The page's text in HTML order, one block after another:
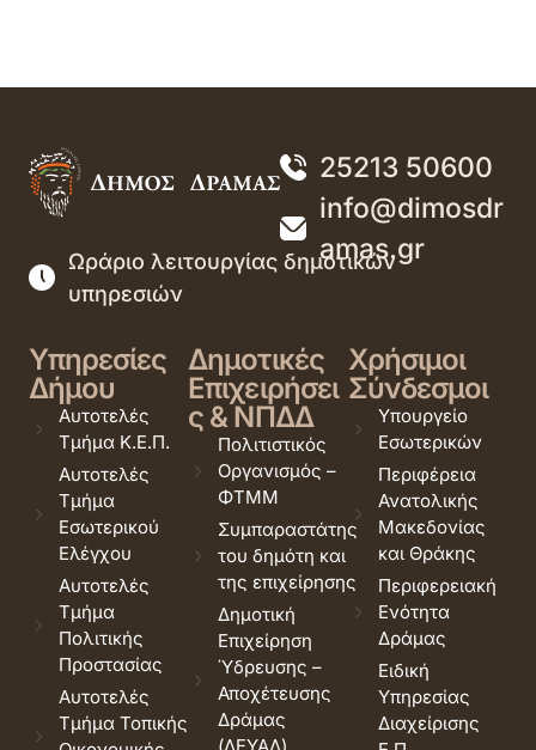
25213 50600
info@dimosdr
amas.gr
Ωράριο λειτουργίας δημοτικών
υπηρεσιών
Υπηρεσίες
Δήμου
Αυτοτελές
Τμήμα Κ.Ε.Π.
Αυτοτελές
Τμήμα
Εσωτερικού
Ελέγχου
Αυτοτελές
Τμήμα
Πολιτικής
Προστασίας
Αυτοτελές
Τμήμα Τοπικής
Δημοτικές
Επιχειρήσει
ς & ΝΠΔΔ
Πολιτιστικός
Οργανισμός –
ΦΤΜΜ
Συμπαραστάτης
του δημότη και
της επιχείρησης
Δημοτική
Επιχείρηση
Ύδρευσης –
Αποχέτευσης
Δράμας
Χρήσιμοι
Σύνδεσμοι
Υπουργείο
Εσωτερικών
Περιφέρεια
Ανατολικής
Μακεδονίας
και Θράκης
Περιφερειακή
Ενότητα
Δράμας
Ειδική
Υπηρεσίας
Διαχείρισης